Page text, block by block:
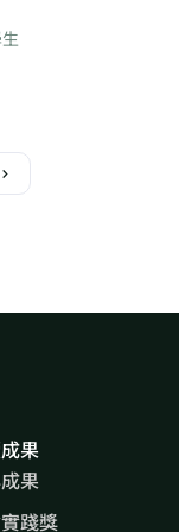
果
果
踐獎